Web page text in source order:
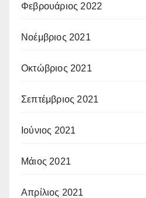
Φεβρουάριος 2022
Νοέμβριος 2021
Οκτώβριος 2021
Σεπτέμβριος 2021
Ιούνιος 2021
Μάιος 2021
Απρίλιος 2021